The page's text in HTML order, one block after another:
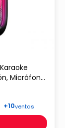
Micrófono
Entrada
+10ventas